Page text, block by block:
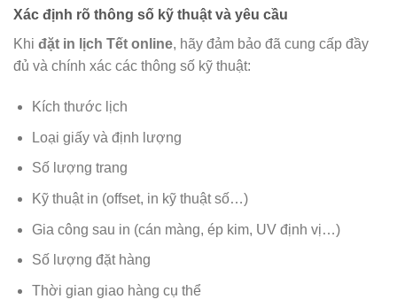
Xác định rõ thông số kỹ thuật và yêu cầu
Khi đặt in lịch Tết online, hãy đảm bảo đã cung cấp đầy
đủ và chính xác các thông số kỹ thuật:
Kích thước lịch
Loại giấy và định lượng
Số lượng trang
Kỹ thuật in (offset, in kỹ thuật số…)
Gia công sau in (cán màng, ép kim, UV định vị…)
Số lượng đặt hàng
Thời gian giao hàng cụ thể